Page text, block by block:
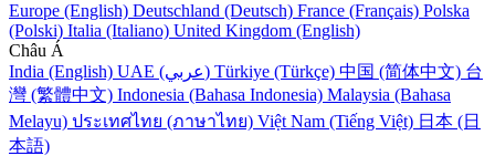
Europe (English) Deutschland (Deutsch) France (Français) Polska
(Polski) Italia (Italiano) United Kingdom (English)
Châu Á
India (English)
UAE (عربي) Türkiye (Türkçe) 中国 (简体中文) 台
灣 (繁體中文) Indonesia (Bahasa Indonesia) Malaysia (Bahasa
Melayu) ประเทศไทย (ภาษาไทย) Việt Nam (Tiếng Việt) 日本 (日
本語)